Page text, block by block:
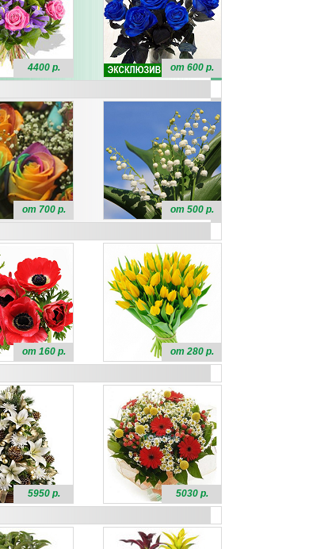
4400 р. от 600 р.
от 700 р. от 500 р.
от 160 р. от 280 р.
5950 р. 5030 р.